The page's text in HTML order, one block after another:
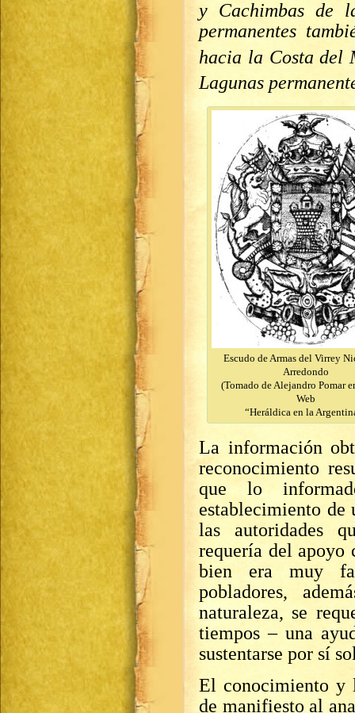
y Cachimbas de
permanentes
hacia la Costa del
Lagunas
Escudo de Armas del Virrey
Arredondo
(Tomado de Alejandro Pomar
Web
“Heráldica en la
La información
reconocimiento
que lo
establecimiento de
las autoridades
requería del apoyo
bien era muy
pobladores,
naturaleza, se
tiempos – una
sustentarse por sí
El conocimiento y
de manifiesto al